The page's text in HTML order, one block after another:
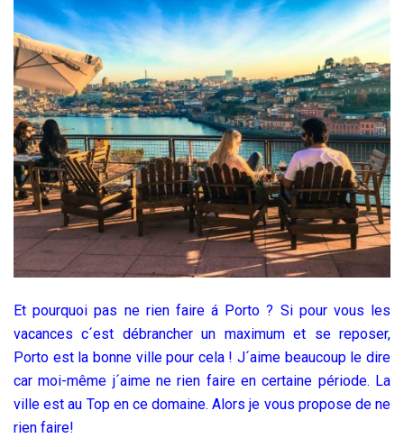
Et pourquoi pas ne rien faire á Porto ? Si pour vous les
vacances c´est débrancher un maximum et se reposer,
Porto est la bonne ville pour cela ! J´aime beaucoup le dire
car moi-même j´aime ne rien faire en certaine période. La
ville est au Top en ce domaine. Alors je vous propose de ne
rien faire!